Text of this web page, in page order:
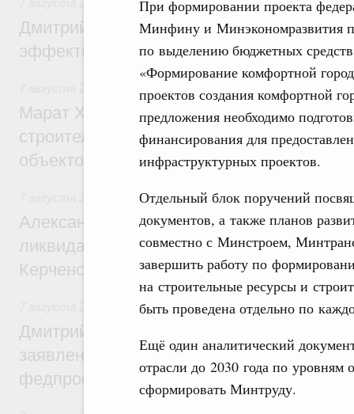
При формировании проекта
Минфину и Минэкономразвития
по выделению бюджетных
«Формирование комфортной
проектов создания комфортной
предложения необходимо
финансирования для
инфраструктурных проектов.
Отдельный блок поручений
документов, а также планов
совместно с Минстроем,
завершить работу по
на строительные ресурсы и
быть проведена отдельно по
Ещё один аналитический
отрасли до 2030 года по уровням
сформировать Минтруду.
Развитие сельских территорий
Дмитрий Патрушев: Синхронизация
эффективность поддержки сельских
Экономика городов. Городская среда
Марат Хуснуллин: «Единый заказчик»
строительство и реконструкцию более
объектов
Чрезвычайные ситуации и ликвидация их
Александр Козлов провёл заседание
ликвидации последствий чрезвычайной
Керченском проливе
Среднее профессиональное образование
Дмитрий Чернышенко: Установлен
заявлений от абитуриентов колледжей и
федпроекта «Профессионалитет»